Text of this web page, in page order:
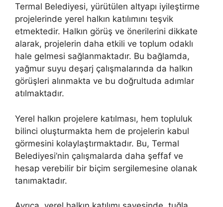
Termal Belediyesi, yürütülen altyapı iyileştirme
projelerinde yerel halkın katılımını teşvik
etmektedir. Halkın görüş ve önerilerini dikkate
alarak, projelerin daha etkili ve toplum odaklı
hale gelmesi sağlanmaktadır. Bu bağlamda,
yağmur suyu deşarj çalışmalarında da halkın
görüşleri alınmakta ve bu doğrultuda adımlar
atılmaktadır.
Yerel halkın projelere katılması, hem topluluk
bilinci oluşturmakta hem de projelerin kabul
görmesini kolaylaştırmaktadır. Bu, Termal
Belediyesi’nin çalışmalarda daha şeffaf ve
hesap verebilir bir biçim sergilemesine olanak
tanımaktadır.